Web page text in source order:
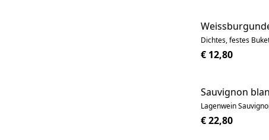
Dichtes, festes
€ 12,80
Sauvignon
Lagenwein
€ 22,80